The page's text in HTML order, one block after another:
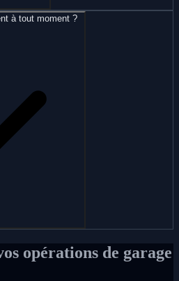
à tout moment ?
opérations de garage